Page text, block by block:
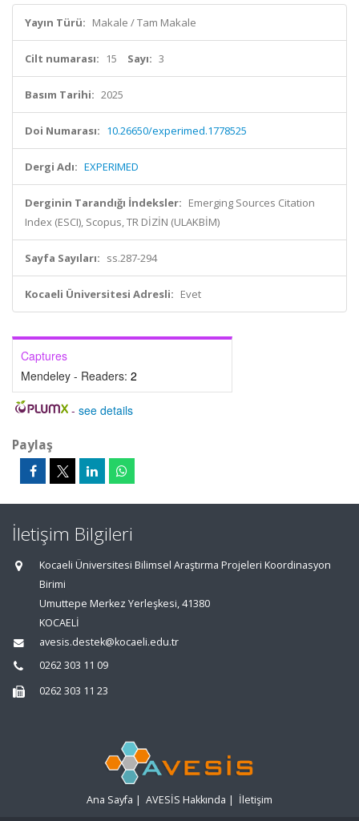
Yayın Türü: Makale / Tam Makale
Cilt numarası: 15 Sayı: 3
Basım Tarihi: 2025
Doi Numarası: 10.26650/experimed.1778525
Dergi Adı: EXPERIMED
Derginin Tarandığı İndeksler: Emerging Sources Citation
Index (ESCI), Scopus, TR DİZİN (ULAKBİM)
Sayfa Sayıları: ss.287-294
Kocaeli Üniversitesi Adresli: Evet
Captures
Mendeley - Readers: 2
- see details
Paylaş
İletişim Bilgileri
Kocaeli Üniversitesi Bilimsel Araştırma Projeleri Koordinasyon
Birimi
Umuttepe Merkez Yerleşkesi, 41380
KOCAELİ
avesis.destek@kocaeli.edu.tr
0262 303 11 09
0262 303 11 23
Ana Sayfa | AVESİS Hakkında | İletişim